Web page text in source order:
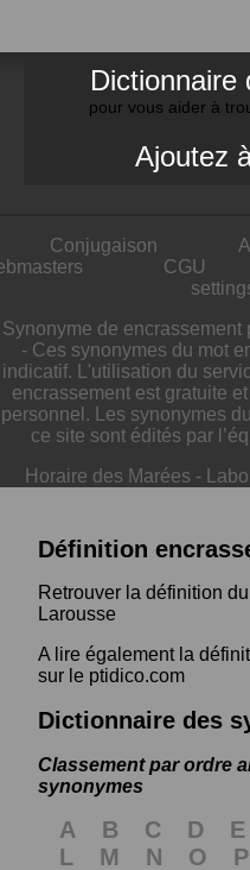
Dictionnaire
pour vous aider à
Ajoutez
Conjugaison
CGU
Synonyme de
- Ces synonymes du mot
indicatif. L'utilisation du
encrassement est gratuite
personnel. Les synonymes
ce site sont édités par
Horaire des Marées -
Définition
Retrouver la définition
Larousse
A lire également la
sur le ptidico.com
Dictionnaire des
Classement par ordre
synonymes
A B C D E
L
M N O P